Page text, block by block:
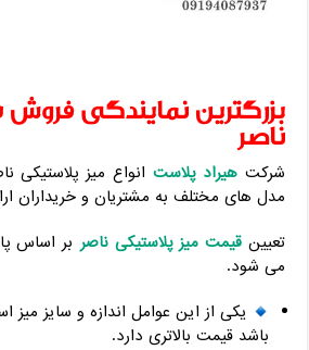
بزرگترین نمایندگی
ناصر
شرکتهیراد پلاستانواع میز پلاستیکی
مدل های مختلف به مشتریان و خریداران
تعیینقیمت میز پلاستیکی ناصر بر اساس
می شود.
یکی از این عوامل اندازه و سایز
باشد قیمت بالاتری دارد.